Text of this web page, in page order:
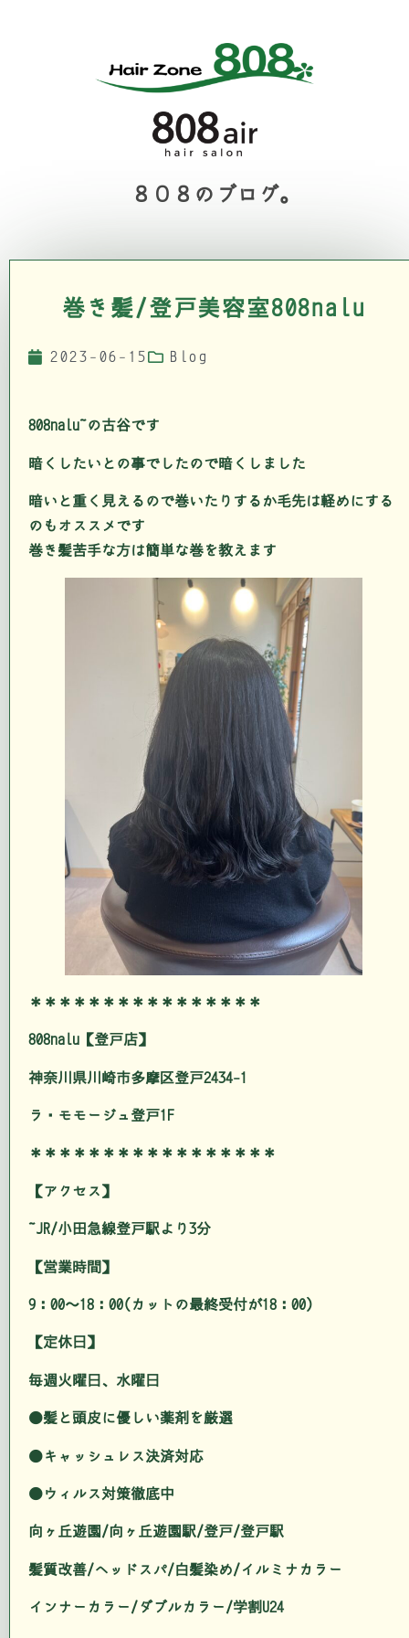
８０８のブログ。
巻き髪/登戸美容室808nalu
2023-06-15 Blog
808nalu の古谷です
暗くしたいとの事でしたので暗くしました
暗いと重く見えるので巻いたりするか毛先は軽めにする
のもオススメです
巻き髪苦手な方は簡単な巻を教えます
＊＊＊＊＊＊＊＊＊＊＊＊＊＊＊＊
808nalu【登戸店】
神奈川県川崎市多摩区登戸2434-1
ラ・モモージュ登戸1F
＊＊＊＊＊＊＊＊＊＊＊＊＊＊＊＊＊
【アクセス】
JR/小田急線登戸駅より3分
【営業時間】
9：00～18：00(カットの最終受付が18：00)
【定休日】
毎週火曜日、水曜日
●髪と頭皮に優しい薬剤を厳選
●キャッシュレス決済対応
●ウィルス対策徹底中
向ヶ丘遊園/向ヶ丘遊園駅/登戸/登戸駅
髪質改善/ヘッドスパ/白髪染め/イルミナカラー
インナーカラー/ダブルカラー/学割U24